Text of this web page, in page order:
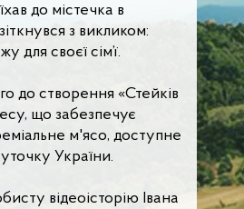
до містечка в
з викликом:
для своєї сім’ї.
до створення «Стейків
що забезпечує
м'ясо, доступне
України.
відеоісторію Івана